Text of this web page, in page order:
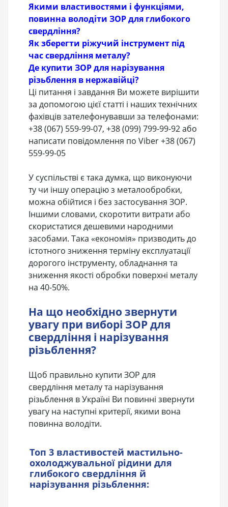
Якими властивостями і функціями,
повинна володіти ЗОР для глибокого
свердління?
Як зберегти ріжучий інструмент під
час свердління металу?
Де купити ЗОР для нарізування
різьблення в нержавійці?
Ці питання і завдання Ви можете вирішити
за допомогою цієї статті і наших технічних
фахівців зателефонувавши за телефонами:
+38 (067) 559-99-07, +38 (099) 799-99-92 або
написати повідомлення по Viber +38 (067)
559-99-05
У суспільстві є така думка, що виконуючи
ту чи іншу операцію з металообробки,
можна обійтися і без застосування ЗОР.
Іншими словами, скоротити витрати або
скористатися дешевими народними
засобами. Така «економія» призводить до
істотного зниження терміну експлуатації
дорогого інструменту, обладнання та
зниження якості обробки поверхні металу
на 40-50%.
На що необхідно звернути
увагу при виборі ЗОР для
свердління і нарізування
різьблення?
Щоб правильно купити ЗОР для
свердління металу та нарізування
різьблення в Україні Ви повинні звернути
увагу на наступні критерії, якими вона
повинна володіти.
Топ 3 властивостей мастильно-
охолоджувальної рідини для
глибокого свердління й
нарізування різьблення: